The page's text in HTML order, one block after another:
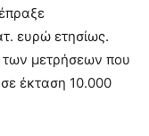
ευρώ ετησίως.
των μετρήσεων που
σε έκταση 10.000